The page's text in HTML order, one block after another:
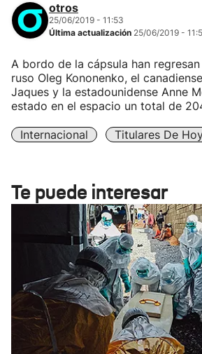
otros
25/06/2019 - 11:53
Última actualización 25/06/2019 -
A bordo de la cápsula han regresan
ruso Oleg Kononenko, el
Jaques y la estadounidense Anne
estado en el espacio un total de
Internacional Titulares De
Te puede interesar